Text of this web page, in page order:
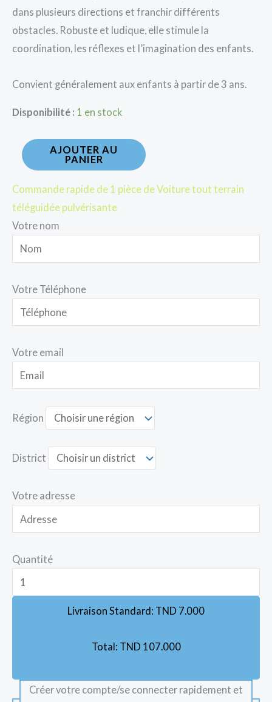
dans plusieurs directions et franchir différents
obstacles. Robuste et ludique, elle stimule la
coordination, les réflexes et l’imagination des enfants.
Convient généralement aux enfants à partir de 3 ans.
Disponibilité : 1 en stock
AJOUTER AU
PANIER
Commande rapide de 1 pièce de Voiture tout terrain
téléguidée pulvérisante
Votre nom
Votre Téléphone
Votre email
Région
District
Votre adresse
Quantité
Livraison Standard: TND 7.000
Total: TND 107.000
Créer votre compte/se connecter rapidement et